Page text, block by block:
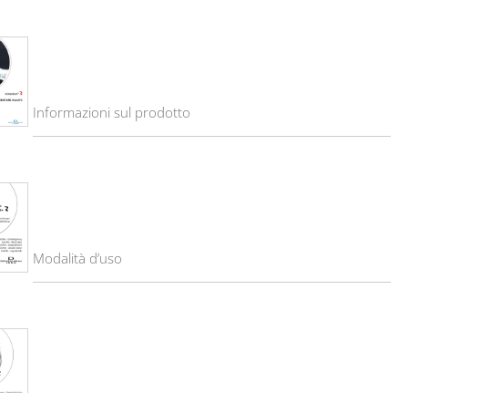
Informazioni sul prodotto
Modalità d’uso